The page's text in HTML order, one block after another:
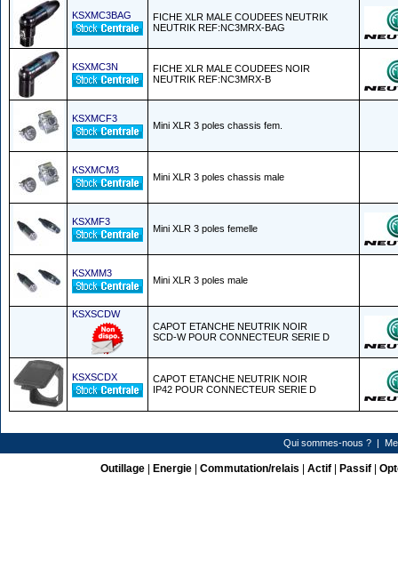
KSXMC3BAG
FICHE XLR MALE COUDEES NEUTRIK
NEUTRIK REF:NC3MRX-BAG
KSXMC3N
FICHE XLR MALE COUDEES NOIR
NEUTRIK REF:NC3MRX-B
KSXMCF3
Mini XLR 3 poles chassis fem.
KSXMCM3
Mini XLR 3 poles chassis male
KSXMF3
Mini XLR 3 poles femelle
KSXMM3
Mini XLR 3 poles male
KSXSCDW
CAPOT ETANCHE NEUTRIK NOIR
SCD-W POUR CONNECTEUR SERIE D
KSXSCDX
CAPOT ETANCHE NEUTRIK NOIR
IP42 POUR CONNECTEUR SERIE D
Qui sommes-nous ? |
Outillage| Energie| Commutation/relais Actif| Passif|